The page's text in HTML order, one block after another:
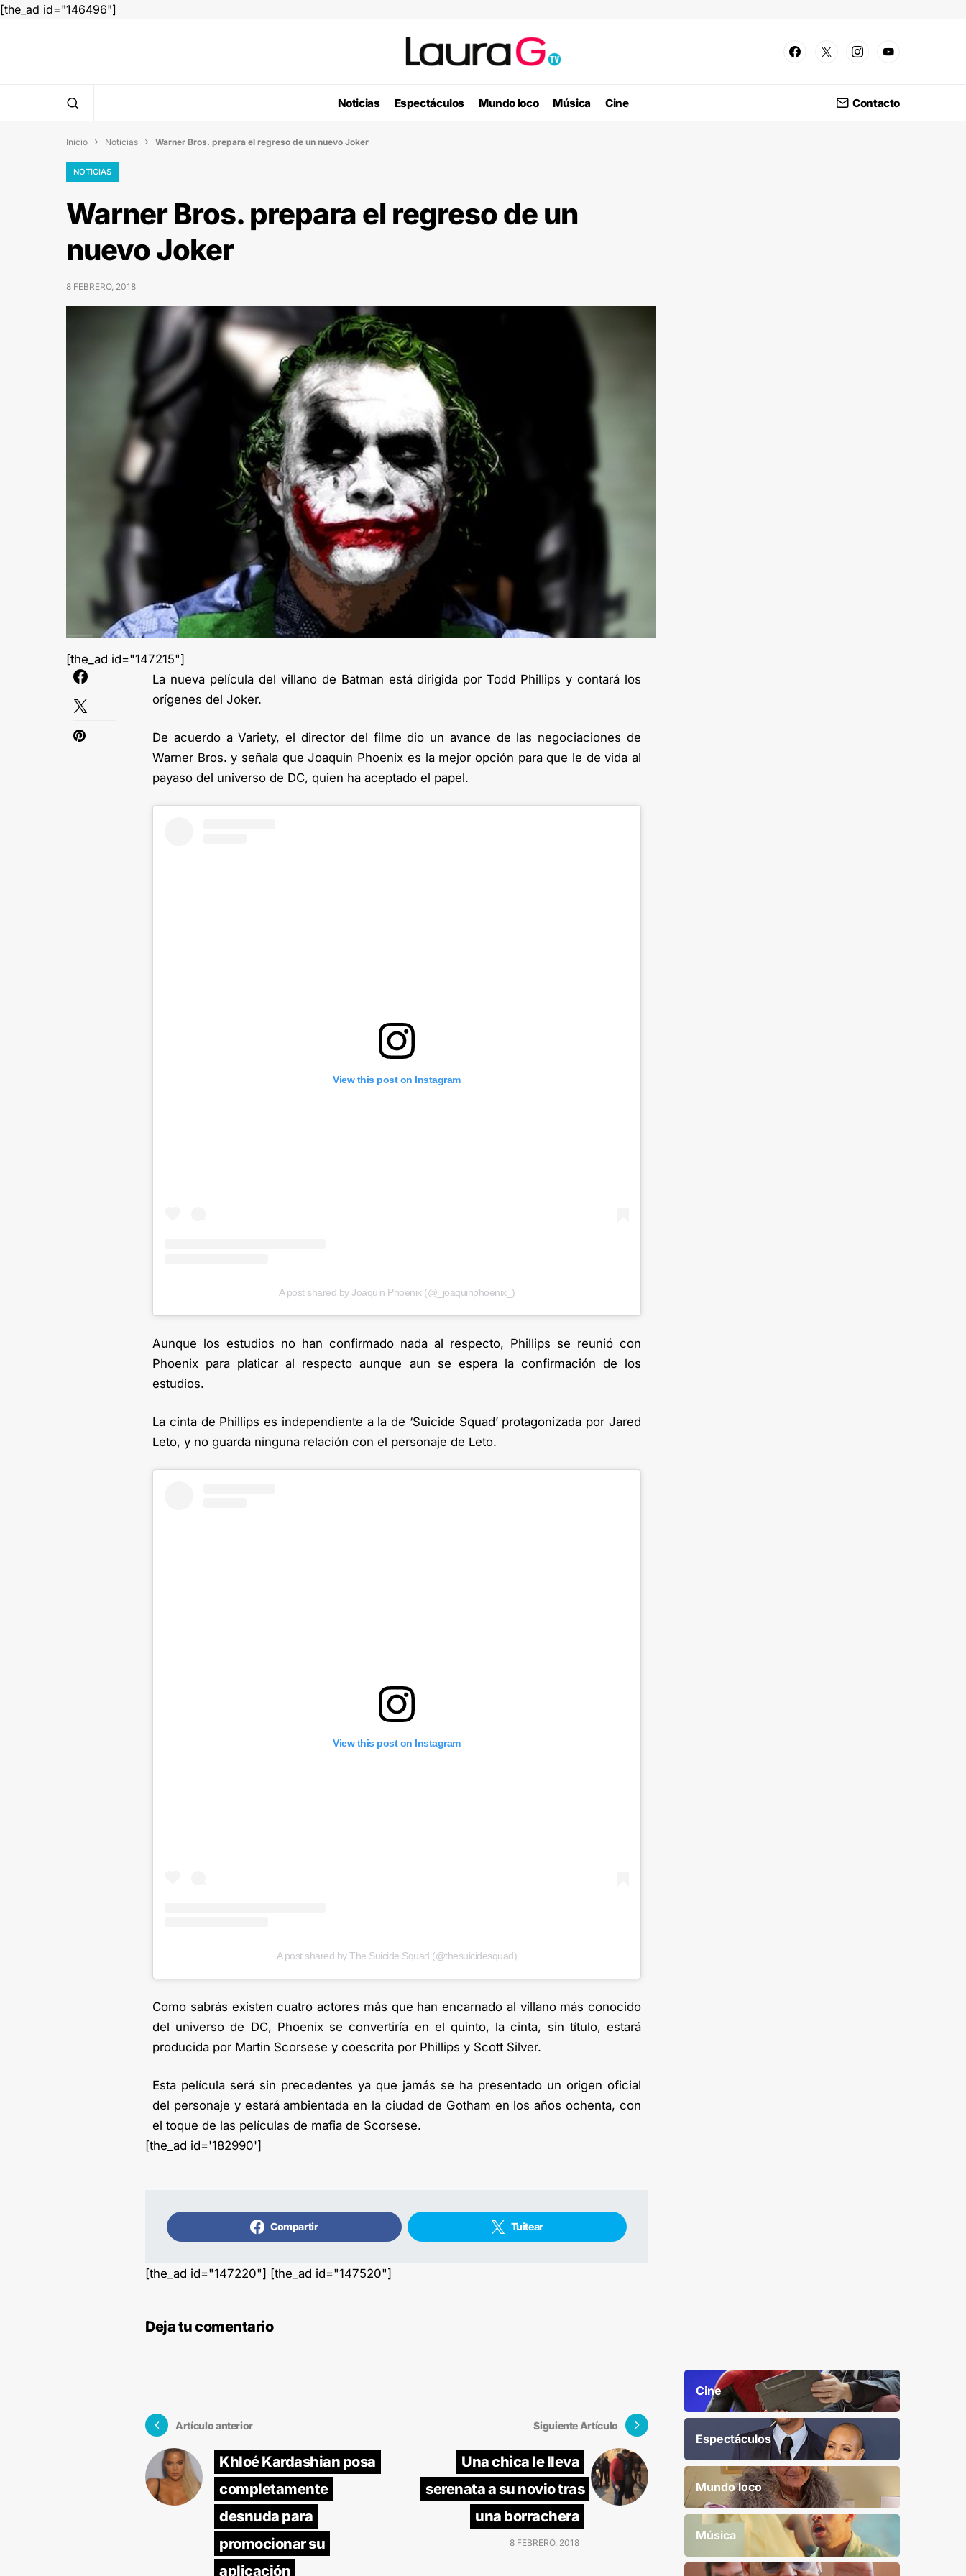
[the_ad id="146496"]
Noticias Espectáculos Mundo loco Música Cine Contacto
Inicio  Noticias  Warner Bros. prepara el regreso de un nuevo Joker
NOTICIAS
Warner Bros. prepara el regreso de un
nuevo Joker
8 FEBRERO, 2018
[the_ad id="147215"]
La nueva película del villano de Batman está dirigida por Todd Phillips y contará los
orígenes del Joker.
De acuerdo a Variety, el director del filme dio un avance de las negociaciones de
Warner Bros. y señala que Joaquin Phoenix es la mejor opción para que le de vida al
payaso del universo de DC, quien ha aceptado el papel.
View this post on Instagram
A post shared by Joaquin Phoenix (@_joaquinphoenix_)
Aunque los estudios no han confirmado nada al respecto, Phillips se reunió con
Phoenix para platicar al respecto aunque aun se espera la confirmación de los
estudios.
La cinta de Phillips es independiente a la de ‘Suicide Squad’ protagonizada por Jared
Leto, y no guarda ninguna relación con el personaje de Leto.
View this post on Instagram
A post shared by The Suicide Squad (@thesuicidesquad)
Como sabrás existen cuatro actores más que han encarnado al villano más conocido
del universo de DC, Phoenix se convertiría en el quinto, la cinta, sin título, estará
producida por Martin Scorsese y coescrita por Phillips y Scott Silver.
Esta película será sin precedentes ya que jamás se ha presentado un origen oficial
del personaje y estará ambientada en la ciudad de Gotham en los años ochenta, con
el toque de las películas de mafia de Scorsese.
[the_ad id='182990']
Compartir Tuitear
[the_ad id="147220"] [the_ad id="147520"]
Deja tu comentario
Artículo anterior
Khloé Kardashian posa
completamente
desnuda para
promocionar su
aplicación
Siguiente Artículo
Una chica le lleva
serenata a su novio tras
una borrachera
8 FEBRERO, 2018
Cine
Espectáculos
Mundo loco
Música